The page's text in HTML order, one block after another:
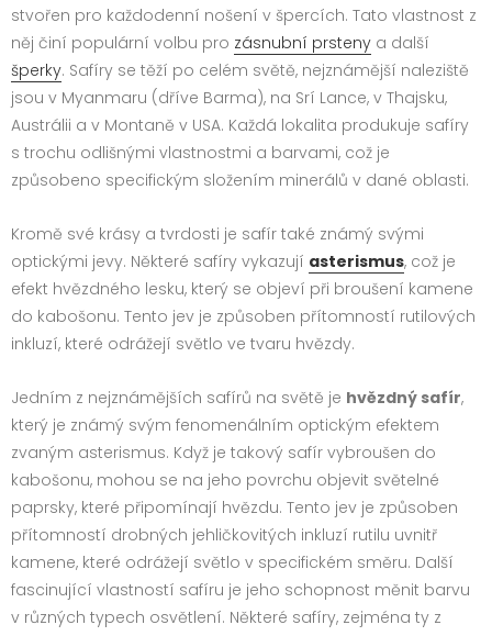
stvořen pro každodenní nošení v špercích. Tato vlastnost z
něj činí populární volbu pro zásnubní prsteny a další
šperky. Safíry se těží po celém světě, nejznámější naleziště
jsou v Myanmaru (dříve Barma), na Srí Lance, v Thajsku,
Austrálii a v Montaně v USA. Každá lokalita produkuje safíry
s trochu odlišnými vlastnostmi a barvami, což je
způsobeno specifickým složením minerálů v dané oblasti.
Kromě své krásy a tvrdosti je safír také známý svými
optickými jevy. Některé safíry vykazují asterismus, což je
efekt hvězdného lesku, který se objeví při broušení kamene
do kabošonu. Tento jev je způsoben přítomností rutilových
inkluzí, které odrážejí světlo ve tvaru hvězdy.
Jedním z nejznámějších safírů na světě je hvězdný safír,
který je známý svým fenomenálním optickým efektem
zvaným asterismus. Když je takový safír vybroušen do
kabošonu, mohou se na jeho povrchu objevit světelné
paprsky, které připomínají hvězdu. Tento jev je způsoben
přítomností drobných jehličkovitých inkluzí rutilu uvnitř
kamene, které odrážejí světlo v specifickém směru. Další
fascinující vlastností safíru je jeho schopnost měnit barvu
v různých typech osvětlení. Některé safíry, zejména ty z